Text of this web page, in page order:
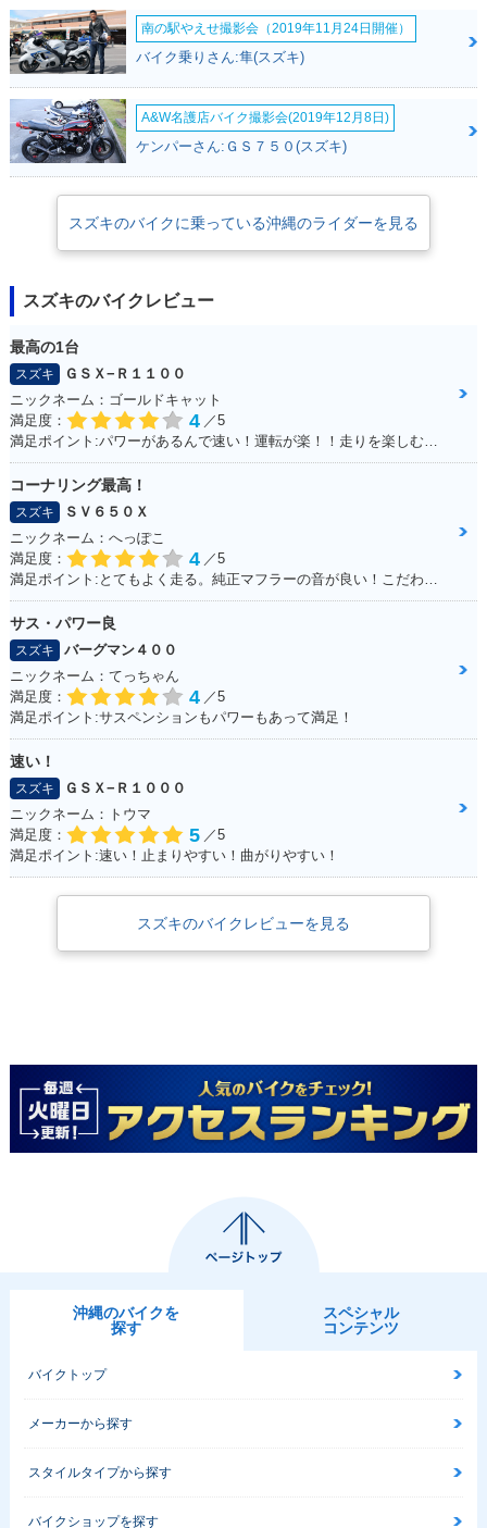
南の駅やえせ撮影会（2019年11月24日開催）
バイク乗りさん:隼(スズキ)
A&W名護店バイク撮影会(2019年12月8日)
ケンパーさん:ＧＳ７５０(スズキ)
スズキのバイクに乗っている沖縄のライダーを見る
スズキのバイクレビュー
最高の1台
スズキ
ＧＳＸ−Ｒ１１００
ニックネーム：ゴールドキャット
満足度：
4 ／5
コーナリング最高！
スズキ
ＳＶ６５０Ｘ
ニックネーム：へっぽこ
満足度：
4 ／5
サス・パワー良
スズキ
バーグマン４００
ニックネーム：てっちゃん
満足度：
4 ／5
満足ポイント:サスペンションもパワーもあって満足！
速い！
スズキ
ＧＳＸ−Ｒ１０００
ニックネーム：トウマ
満足度：
5 ／5
満足ポイント:速い！止まりやすい！曲がりやすい！
スズキのバイクレビューを見る
沖縄のバイクを
探す
スペシャル
コンテンツ
バイクトップ
メーカーから探す
スタイルタイプから探す
バイクショップを探す